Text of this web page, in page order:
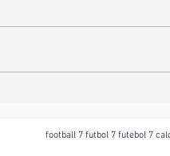
football 7 futbol 7 futebol 7